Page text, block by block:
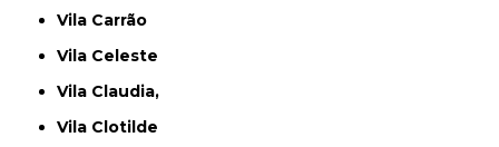
Vila Carrão
Vila Celeste
Vila Claudia,
Vila Clotilde